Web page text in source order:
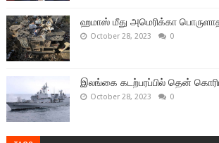
ஹமாஸ் மீது அமெரிக்கா
October 28, 2023 0
இலங்கை கடற்பரப்பில் தென்
October 28, 2023 0